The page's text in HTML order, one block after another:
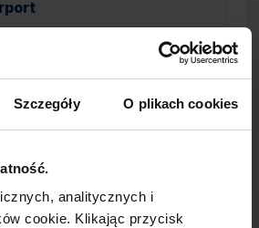
Szczegóły O plikach cookies
analitycznych i
cookie. Klikając przycisk
Airport
wyloty